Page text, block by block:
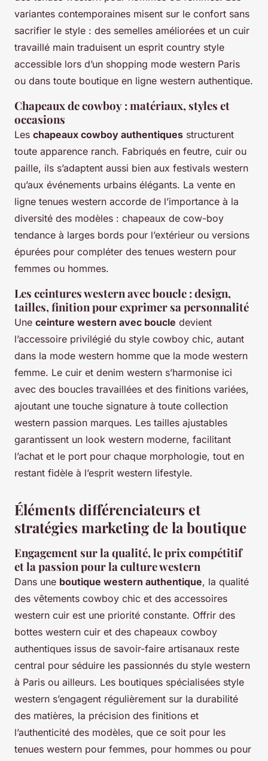
variantes contemporaines misent sur le confort sans
sacrifier le style : des semelles améliorées et un cuir
travaillé main traduisent un esprit country style
accessible lors d’un shopping mode western Paris
ou dans toute boutique en ligne western authentique.
Chapeaux de cowboy : matériaux, styles et
occasions
Les chapeaux cowboy authentiques structurent
toute apparence ranch. Fabriqués en feutre, cuir ou
paille, ils s’adaptent aussi bien aux festivals western
qu’aux événements urbains élégants. La vente en
ligne tenues western accorde de l’importance à la
diversité des modèles : chapeaux de cow-boy
tendance à larges bords pour l’extérieur ou versions
épurées pour compléter des tenues western pour
femmes ou hommes.
Les ceintures western avec boucle : design,
tailles, finition pour exprimer sa personnalité
Une ceinture western avec boucle devient
l’accessoire privilégié du style cowboy chic, autant
dans la mode western homme que la mode western
femme. Le cuir et denim western s’harmonise ici
avec des boucles travaillées et des finitions variées,
ajoutant une touche signature à toute collection
western passion marques. Les tailles ajustables
garantissent un look western moderne, facilitant
l’achat et le port pour chaque morphologie, tout en
restant fidèle à l’esprit western lifestyle.
Éléments différenciateurs et
stratégies marketing de la boutique
Engagement sur la qualité, le prix compétitif
et la passion pour la culture western
Dans une boutique western authentique, la qualité
des vêtements cowboy chic et des accessoires
western cuir est une priorité constante. Offrir des
bottes western cuir et des chapeaux cowboy
authentiques issus de savoir-faire artisanaux reste
central pour séduire les passionnés du style western
à Paris ou ailleurs. Les boutiques spécialisées style
western s’engagent régulièrement sur la durabilité
des matières, la précision des finitions et
l’authenticité des modèles, que ce soit pour les
tenues western pour femmes, pour hommes ou pour